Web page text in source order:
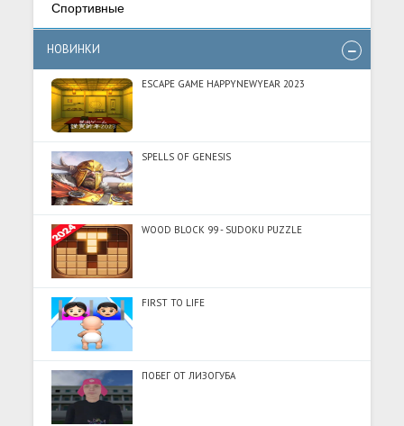
Спортивные
НОВИНКИ
ESCAPE GAME HAPPYNEWYEAR 2023
SPELLS OF GENESIS
WOOD BLOCK 99 - SUDOKU PUZZLE
FIRST TO LIFE
ПОБЕГ ОТ ЛИЗОГУБА